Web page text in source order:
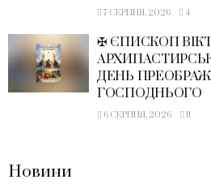
7 СЕРПНЯ, 2026 4
✠ ЄПИСКОП
ДЕНЬ
ГОСПОДНЬОГО
6 СЕРПНЯ, 2026 11
Новини